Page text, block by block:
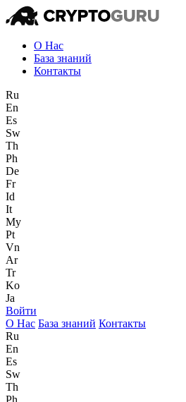
О Нас
База знаний
Контакты
Ru
En
Es
Sw
Th
Ph
De
Fr
Id
It
My
Pt
Vn
Ar
Tr
Ko
Ja
Войти
О Нас База знаний Контакты
Ru
En
Es
Sw
Th
Ph